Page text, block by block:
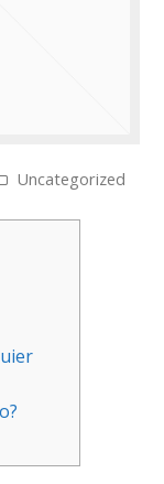
Uncategorized